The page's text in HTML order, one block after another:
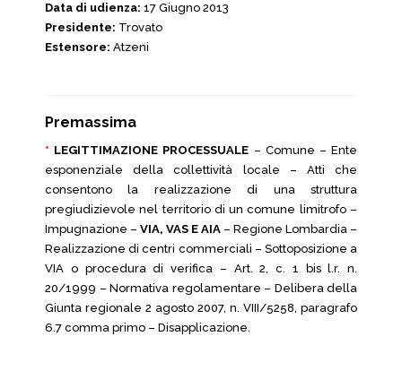
Data di udienza: 17 Giugno 2013
Presidente: Trovato
Estensore: Atzeni
Premassima
* LEGITTIMAZIONE PROCESSUALE – Comune – Ente
esponenziale della collettività locale – Atti che
consentono la realizzazione di una struttura
pregiudizievole nel territorio di un comune limitrofo –
Impugnazione – VIA, VAS E AIA – Regione Lombardia –
Realizzazione di centri commerciali – Sottoposizione a
VIA o procedura di verifica – Art. 2, c. 1 bis l.r. n.
20/1999 – Normativa regolamentare – Delibera della
Giunta regionale 2 agosto 2007, n. VIII/5258, paragrafo
6.7 comma primo – Disapplicazione.